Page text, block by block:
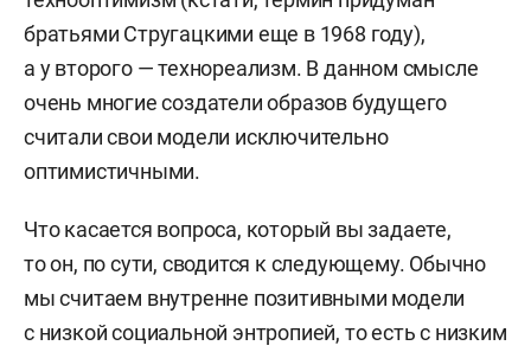
братьями Стругацкими еще в 1968 году),
а у второго — технореализм. В данном смысле
очень многие создатели образов будущего
считали свои модели исключительно
оптимистичными.
Что касается вопроса, который вы задаете,
то он, по сути, сводится к следующему. Обычно
мы считаем внутренне позитивными модели
с низкой социальной энтропией, то есть с низким